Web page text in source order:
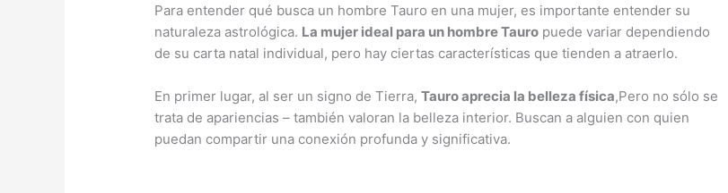
Para entender qué busca un hombre Tauro en una mujer, es importante entender su
naturaleza astrológica. La mujer ideal para un hombre Tauro puede variar dependiendo
de su carta natal individual, pero hay ciertas características que tienden a atraerlo.
En primer lugar, al ser un signo de Tierra,Tauro aprecia la belleza física,Pero no sólo se
trata de apariencias – también valoran la belleza interior. Buscan a alguien con quien
puedan compartir una conexión profunda y significativa.